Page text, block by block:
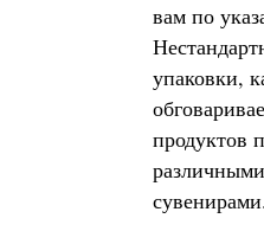
вам по
упаковки,
продуктов
сувенирами.